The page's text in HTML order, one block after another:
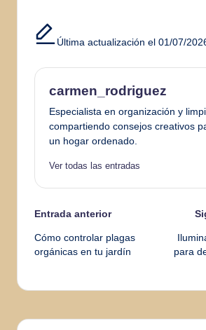
Última actualización el 01/07/
carmen_rodriguez
Especialista en organización y
compartiendo consejos creativos
un hogar ordenado.
Ver todas las entradas
Navegación
de
Entrada anterior
Cómo controlar plagas
orgánicas en tu jardín
para